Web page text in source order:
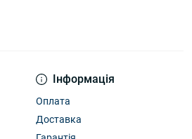
Інформація
Оплата
Доставка